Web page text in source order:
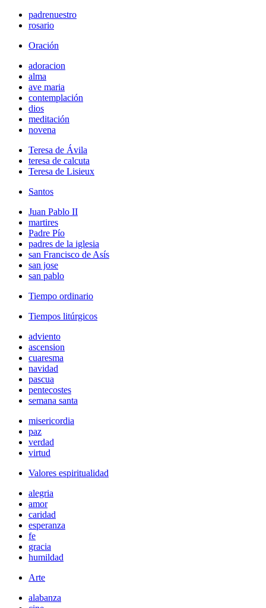
padrenuestro
rosario
Oración
adoracion
alma
ave maria
contemplación
dios
meditación
novena
Teresa de Ávila
teresa de calcuta
Teresa de Lisieux
Santos
Juan Pablo II
martires
Padre Pío
padres de la iglesia
san Francisco de Asís
san jose
san pablo
Tiempo ordinario
Tiempos litúrgicos
adviento
ascension
cuaresma
navidad
pascua
pentecostes
semana santa
misericordia
paz
verdad
virtud
Valores espiritualidad
alegria
amor
caridad
esperanza
fe
gracia
humildad
Arte
alabanza